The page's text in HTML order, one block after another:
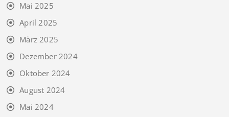
Mai 2025
April 2025
März 2025
Dezember 2024
Oktober 2024
August 2024
Mai 2024